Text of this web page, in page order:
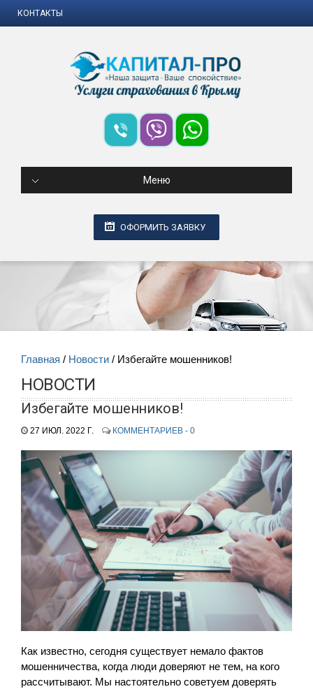
КОНТАКТЫ
Меню
ОФОРМИТЬ ЗАЯВКУ
Главная Новости Избегайте мошенников!
НОВОСТИ
Избегайте мошенников!
27 ИЮЛ. 2022 Г. КОММЕНТАРИЕВ - 0
Как известно, сегодня существует немало фактов
мошенничества, когда люди доверяют не тем, на кого
рассчитывают. Мы настоятельно советуем доверять